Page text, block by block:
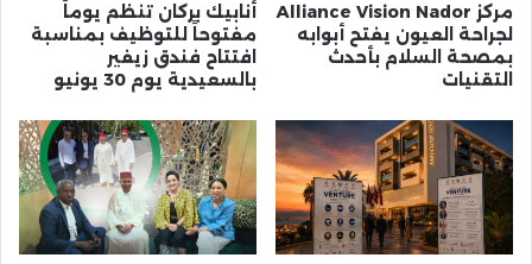
مركز Alliance Vision Nador
لجراحة العيون يفتح أبوابه
بمصحة السلام بأحدث
التقنيات
أنابيك بركان تنظم يوماً
مفتوحاً للتوظيف بمناسبة
افتتاح فندق زيفير
بالسعيدية يوم 30 يونيو